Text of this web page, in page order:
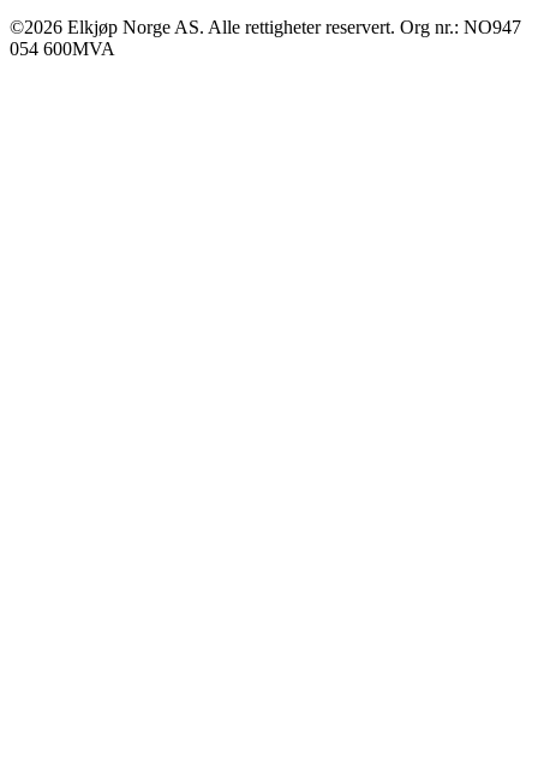
©2026 Elkjøp Norge AS. Alle rettigheter reservert. Org nr.: NO947
054 600MVA